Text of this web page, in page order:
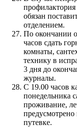
обязан
отделением.
По окончании
часов сдать
комнаты,
технику в
3 дня до
журналы.
С 19.00 часов
понедельника
проживание,
путевке.